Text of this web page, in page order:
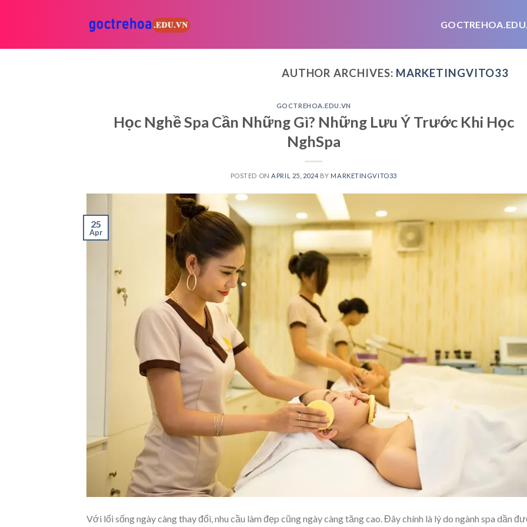
AUTHOR ARCHIVES: MARKETINGVITO33
GOCTREHOA.EDU.VN
Học Nghề Spa Cần Những Gì? Những Lưu Ý Trước Khi Học
NghSpa
POSTED ONAPRIL 25, 2024 BY MARKETINGVITO33
25
Apr
Với lối sống ngày càng thay đổi, nhu cầu làm đẹp cũng ngày càng tăng cao. Đây chính là lý do ngành spa dần